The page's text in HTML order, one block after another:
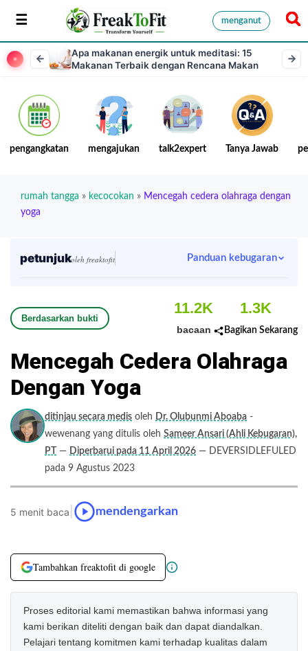
menganut
Apa makanan energik untuk meditasi: 15
Makanan Terbaik dengan Rencana Makan
pengangkatan mengajukan talk2expert Tanya Jawab
rumah tangga » kecocokan » Mencegah cedera olahraga dengan
yoga
petunjukoleh freaktofit Panduan kebugaran
Berdasarkan bukti
11.2K
bacaan
1.3K
Bagikan Sekarang
Mencegah Cedera Olahraga
Dengan Yoga
ditinjau secara medis oleh Dr. Olubunmi Aboaba -
wewenang yang ditulis oleh Sameer Ansari (Ahli Kebugaran),
PT
— Diperbarui pada 11 April 2026 — DEVERSIDLEFULED
pada 9 Agustus 2023
5 menit baca mendengarkan
Tambahkan freaktofit di google
Proses editorial kami memastikan bahwa informasi yang
kami berikan diteliti dengan baik dan dapat diandalkan.
Pelajari tentang komitmen kami terhadap kualitas dalam